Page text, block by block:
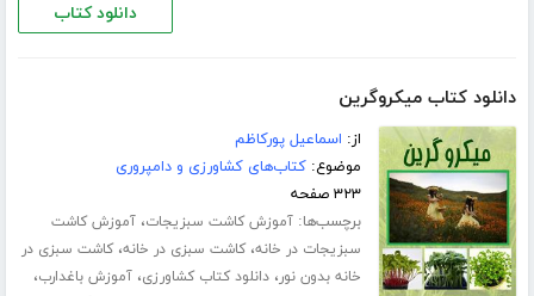
دانلود کتاب
دانلود کتاب میکروگرین
از: اسماعیل پورکاظم
موضوع:کتاب‌های کشاورزی و دامپروری
۳۲۳ صفحه
برچسب‌ها:آموزش کاشت سبزیجات،آموزش کاشت
سبزیجات در خانه،کاشت سبزی در خانه،کاشت سبزی در
خانه بدون نور،دانلود کتاب کشاورزی،آموزش باغدارب،